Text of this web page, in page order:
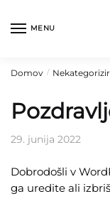
MENU
Domov /
29. junija 2022
Dobrodošli v
ga uredite ali